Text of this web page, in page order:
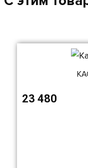
23 480